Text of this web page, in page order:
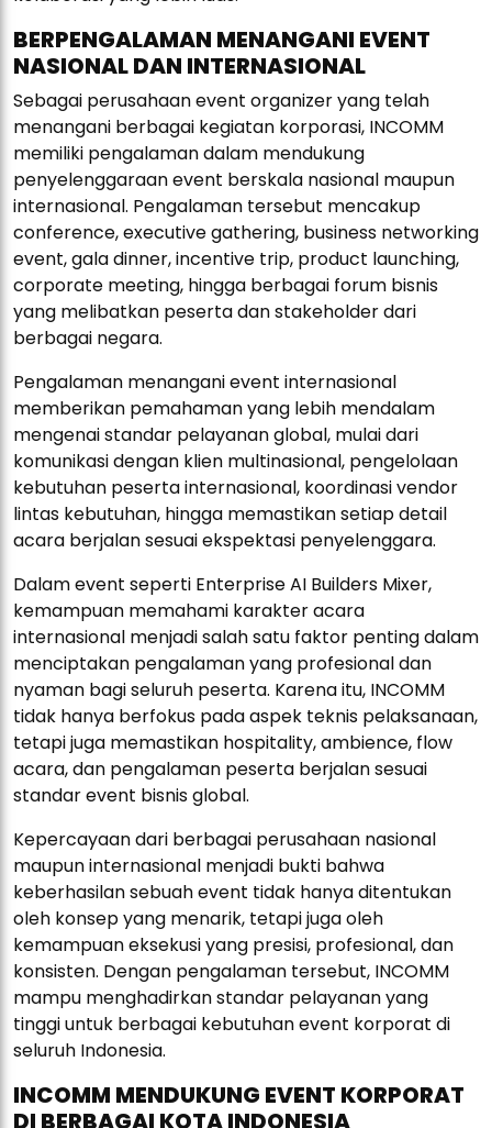
BERPENGALAMAN MENANGANI EVENT
NASIONAL DAN INTERNASIONAL
Sebagai perusahaan event organizer yang telah
menangani berbagai kegiatan korporasi, INCOMM
memiliki pengalaman dalam mendukung
penyelenggaraan event berskala nasional maupun
internasional. Pengalaman tersebut mencakup
conference, executive gathering, business networking
event, gala dinner, incentive trip, product launching,
corporate meeting, hingga berbagai forum bisnis
yang melibatkan peserta dan stakeholder dari
berbagai negara.
Pengalaman menangani event internasional
memberikan pemahaman yang lebih mendalam
mengenai standar pelayanan global, mulai dari
komunikasi dengan klien multinasional, pengelolaan
kebutuhan peserta internasional, koordinasi vendor
lintas kebutuhan, hingga memastikan setiap detail
acara berjalan sesuai ekspektasi penyelenggara.
Dalam event seperti Enterprise AI Builders Mixer,
kemampuan memahami karakter acara
internasional menjadi salah satu faktor penting dalam
menciptakan pengalaman yang profesional dan
nyaman bagi seluruh peserta. Karena itu, INCOMM
tidak hanya berfokus pada aspek teknis pelaksanaan,
tetapi juga memastikan hospitality, ambience, flow
acara, dan pengalaman peserta berjalan sesuai
standar event bisnis global.
Kepercayaan dari berbagai perusahaan nasional
maupun internasional menjadi bukti bahwa
keberhasilan sebuah event tidak hanya ditentukan
oleh konsep yang menarik, tetapi juga oleh
kemampuan eksekusi yang presisi, profesional, dan
konsisten. Dengan pengalaman tersebut, INCOMM
mampu menghadirkan standar pelayanan yang
tinggi untuk berbagai kebutuhan event korporat di
seluruh Indonesia.
INCOMM MENDUKUNG EVENT KORPORAT
DI BERBAGAI KOTA INDONESIA